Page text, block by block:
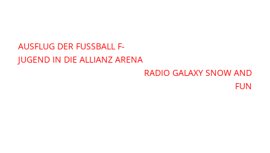
Beitragsnavigation
AUSFLUG DER FUSSBALL F-J
UGEND IN DIE ALLIANZ ARENA
RADIO GALAXY SNOW AND
FUN